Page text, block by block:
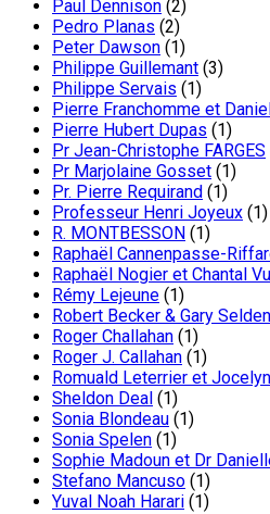
Paul Dennison (2)
Pedro Planas (2)
Peter Dawson (1)
Philippe Guillemant (3)
Philippe Servais (1)
Pierre Franchomme et
Pierre Hubert Dupas (1)
Pr Jean-Christophe FARGES
Pr Marjolaine Gosset (1)
Pr. Pierre Requirand (1)
Professeur Henri Joyeux (1)
R. MONTBESSON (1)
Raphaël Cannenpasse-
Raphaël Nogier et Chantal
Rémy Lejeune (1)
Robert Becker & Gary Selden
Roger Challahan (1)
Roger J. Callahan (1)
Romuald Leterrier et
Sheldon Deal (1)
Sonia Blondeau (1)
Sonia Spelen (1)
Sophie Madoun et Dr
Stefano Mancuso (1)
Yuval Noah Harari (1)